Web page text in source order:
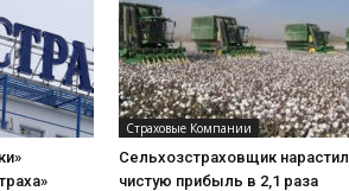
Страховые Компании
Сельхозстраховщик нарастил
чистую прибыль в 2,1 раза